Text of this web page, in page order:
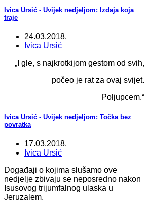
Ivica Ursić - Uvijek nedjeljom: Izdaja koja
traje
24.03.2018.
Ivica Ursić
„I gle, s najkrotkijom gestom od svih,
počeo je rat za ovaj svijet.
Poljupcem.“
Ivica Ursić - Uvijek nedjeljom: Točka bez
povratka
17.03.2018.
Ivica Ursić
Događaji o kojima slušamo ove
nedjelje zbivaju se neposredno nakon
Isusovog trijumfalnog ulaska u
Jeruzalem.